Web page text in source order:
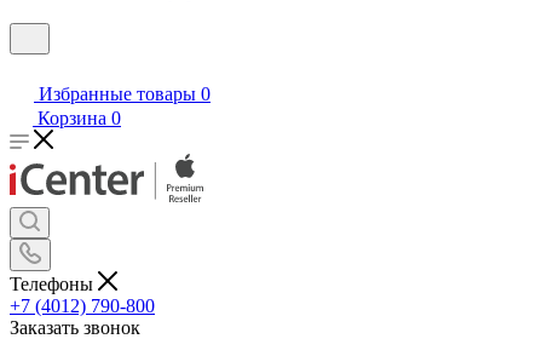
Избранные товары 0
Корзина 0
Телефоны
+7 (4012) 790-800
Заказать звонок